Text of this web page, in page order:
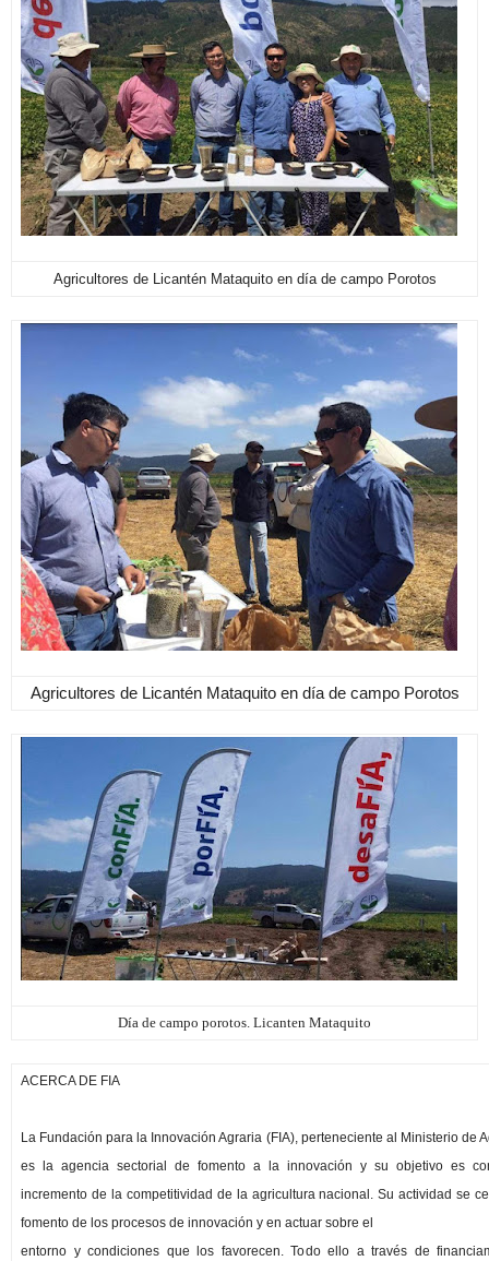
Agricultores de Licantén Mataquito en día de campo Porotos
Agricultores de Licantén Mataquito en día de campo Porotos
Día de campo porotos. Licanten Mataquito
ACERCA DE FIA
La Fundación para la Innovación Agraria (FIA), perteneciente al Ministerio de
es la agencia sectorial de fomento a la innovación y su objetivo es
incremento de la competitividad de la agricultura nacional. Su actividad se
fomento de los procesos de innovación y en actuar sobre el
entorno y condiciones que los favorecen. Todo ello a través de